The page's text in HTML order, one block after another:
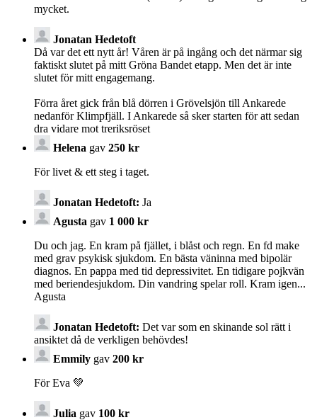
mycket.
Jonatan Hedetoft
Då var det ett nytt år! Våren är på ingång och det närmar sig
faktiskt slutet på mitt Gröna Bandet etapp. Men det är inte
slutet för mitt engagemang.
Förra året gick från blå dörren i Grövelsjön till Ankarede
nedanför Klimpfjäll. I Ankarede så sker starten för att sedan
dra vidare mot treriksröset
Helena gav 250 kr
För livet & ett steg i taget.
Jonatan Hedetoft: Ja
Agusta gav 1 000 kr
Du och jag. En kram på fjället, i blåst och regn. En fd make
med grav psykisk sjukdom. En bästa väninna med bipolär
diagnos. En pappa med tid depressivitet. En tidigare pojkvän
med beriendesjukdom. Din vandring spelar roll. Kram igen...
Agusta
Jonatan Hedetoft: Det var som en skinande sol rätt i
ansiktet då de verkligen behövdes!
Emmily gav 200 kr
För Eva 💚
Julia gav 100 kr